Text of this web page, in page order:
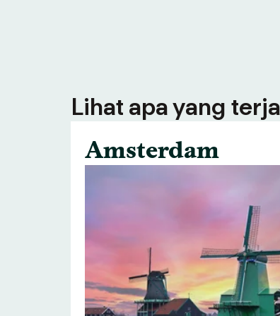
Lihat apa yang
Amsterdam